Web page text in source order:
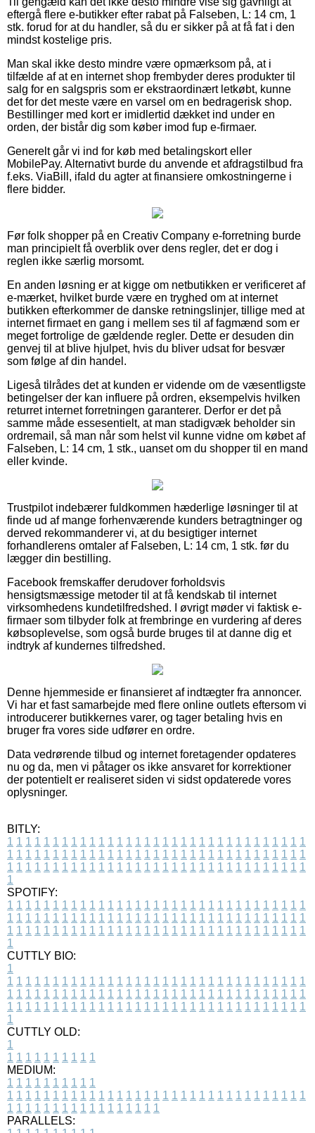
eftergå flere e-butikker efter rabat på Falseben, L: 14 cm, 1
stk. forud for at du handler, så du er sikker på at få fat i den
mindst kostelige pris.
Man skal ikke desto mindre være opmærksom på, at i
tilfælde af at en internet shop frembyder deres produkter til
salg for en salgspris som er ekstraordinært letkøbt, kunne
det for det meste være en varsel om en bedragerisk shop.
Bestillinger med kort er imidlertid dækket ind under en
orden, der bistår dig som køber imod fup e-firmaer.
Generelt går vi ind for køb med betalingskort eller
MobilePay. Alternativt burde du anvende et afdragstilbud fra
f.eks. ViaBill, ifald du agter at finansiere omkostningerne i
flere bidder.
Før folk shopper på en Creativ Company e-forretning burde
man principielt få overblik over dens regler, det er dog i
reglen ikke særlig morsomt.
En anden løsning er at kigge om netbutikken er verificeret af
e-mærket, hvilket burde være en tryghed om at internet
butikken efterkommer de danske retningslinjer, tillige med at
internet firmaet en gang i mellem ses til af fagmænd som er
meget fortrolige de gældende regler. Dette er desuden din
genvej til at blive hjulpet, hvis du bliver udsat for besvær
som følge af din handel.
Ligeså tilrådes det at kunden er vidende om de væsentligste
betingelser der kan influere på ordren, eksempelvis hvilken
returret internet forretningen garanterer. Derfor er det på
samme måde essesentielt, at man stadigvæk beholder sin
ordremail, så man når som helst vil kunne vidne om købet af
Falseben, L: 14 cm, 1 stk., uanset om du shopper til en mand
eller kvinde.
Trustpilot indebærer fuldkommen hæderlige løsninger til at
finde ud af mange forhenværende kunders betragtninger og
derved rekommanderer vi, at du besigtiger internet
forhandlerens omtaler af Falseben, L: 14 cm, 1 stk. før du
lægger din bestilling.
Facebook fremskaffer derudover forholdsvis
hensigtsmæssige metoder til at få kendskab til internet
virksomhedens kundetilfredshed. I øvrigt møder vi faktisk e-
firmaer som tilbyder folk at frembringe en vurdering af deres
købsoplevelse, som også burde bruges til at danne dig et
indtryk af kundernes tilfredshed.
Denne hjemmeside er finansieret af indtægter fra annoncer.
Vi har et fast samarbejde med flere online outlets eftersom vi
introducerer butikkernes varer, og tager betaling hvis en
bruger fra vores side udfører en ordre.
Data vedrørende tilbud og internet foretagender opdateres
nu og da, men vi påtager os ikke ansvaret for korrektioner
der potentielt er realiseret siden vi sidst opdaterede vores
oplysninger.
BITLY:
1 1 1 1 1 1 1 1 1 1 1 1 1 1 1 1 1 1 1 1 1 1 1 1 1 1 1 1 1 1 1 1 1
1 1 1 1 1 1 1 1 1 1 1 1 1 1 1 1 1 1 1 1 1 1 1 1 1 1 1 1 1 1 1 1 1
1 1 1 1 1 1 1 1 1 1 1 1 1 1 1 1 1 1 1 1 1 1 1 1 1 1 1 1 1 1 1 1 1
1
SPOTIFY:
1 1 1 1 1 1 1 1 1 1 1 1 1 1 1 1 1 1 1 1 1 1 1 1 1 1 1 1 1 1 1 1 1
1 1 1 1 1 1 1 1 1 1 1 1 1 1 1 1 1 1 1 1 1 1 1 1 1 1 1 1 1 1 1 1 1
1 1 1 1 1 1 1 1 1 1 1 1 1 1 1 1 1 1 1 1 1 1 1 1 1 1 1 1 1 1 1 1 1
1
CUTTLY BIO:
1
1 1 1 1 1 1 1 1 1 1 1 1 1 1 1 1 1 1 1 1 1 1 1 1 1 1 1 1 1 1 1 1 1
1 1 1 1 1 1 1 1 1 1 1 1 1 1 1 1 1 1 1 1 1 1 1 1 1 1 1 1 1 1 1 1 1
1 1 1 1 1 1 1 1 1 1 1 1 1 1 1 1 1 1 1 1 1 1 1 1 1 1 1 1 1 1 1 1 1
1
CUTTLY OLD:
1
1 1 1 1 1 1 1 1 1 1
MEDIUM:
1 1 1 1 1 1 1 1 1 1
1 1 1 1 1 1 1 1 1 1 1 1 1 1 1 1 1 1 1 1 1 1 1 1 1 1 1 1 1 1 1 1 1
1 1 1 1 1 1 1 1 1 1 1 1 1 1 1 1 1
PARALLELS: